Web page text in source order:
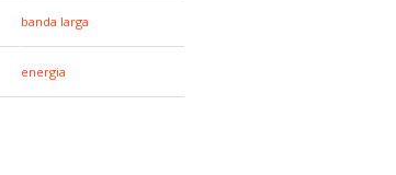
banda larga
energia